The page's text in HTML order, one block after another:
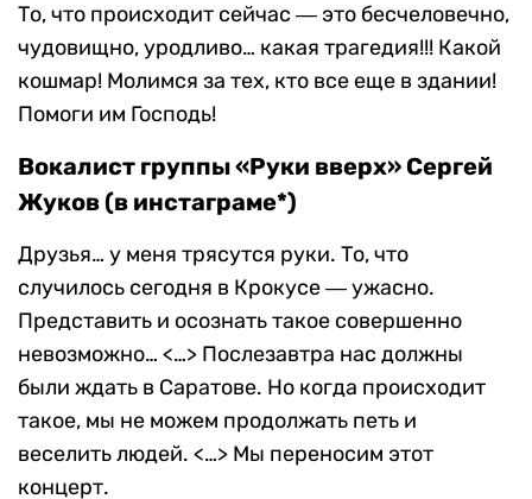
То, что происходит сейчас ― это бесчеловечно,
чудовищно, уродливо… какая трагедия!!! Какой
кошмар! Молимся за тех, кто все еще в здании!
Помоги им Господь!
Вокалист группы «Руки вверх» Сергей
Жуков (в инстаграме*)
Друзья… у меня трясутся руки. То, что
случилось сегодня в Крокусе ― ужасно.
Представить и осознать такое совершенно
невозможно… <…> Послезавтра нас должны
были ждать в Саратове. Но когда происходит
такое, мы не можем продолжать петь и
веселить людей. <…> Мы переносим этот
концерт.